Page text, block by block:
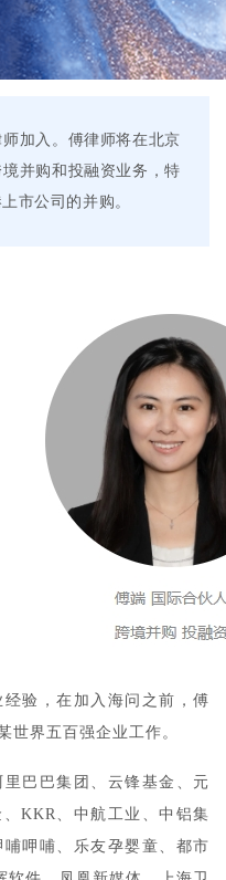
加入。傅律师将在北京
并购和投融资业务，特
市公司的并购。
验，在加入海问之前，傅
世界五百强企业工作。
巴巴集团、云锋基金、元
KKR、中航工业、中铝集
呷哺、乐友孕婴童、都市